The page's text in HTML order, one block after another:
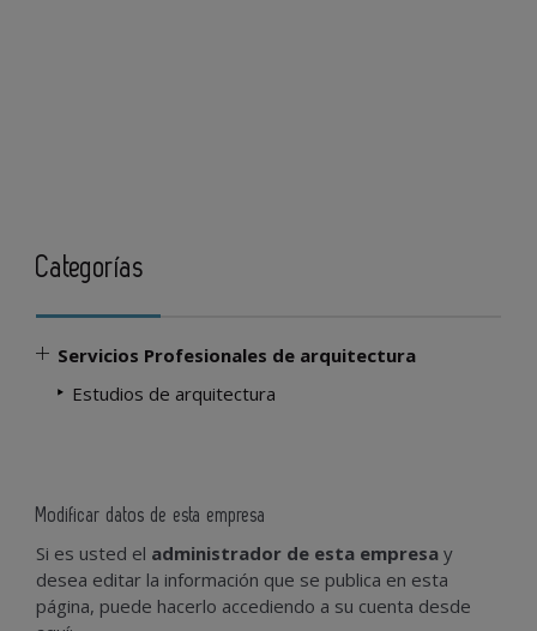
Categorías
Servicios Profesionales de arquitectura
Estudios de arquitectura
Modificar datos de esta empresa
Si es usted el administrador de esta empresa y
desea editar la información que se publica en esta
página, puede hacerlo accediendo a su cuenta desde